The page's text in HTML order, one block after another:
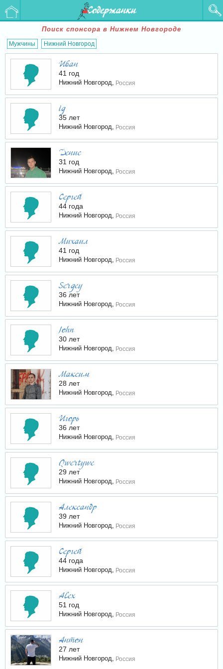
Содержанки
Поиск спонсора в Нижнем Новгороде
Мужчины Нижний Новгород
Иван
41 год
Нижний Новгород, Россия
ig
35 лет
Нижний Новгород, Россия
Денис
31 год
Нижний Новгород, Россия
Сергей
44 года
Нижний Новгород, Россия
Михаил
41 год
Нижний Новгород, Россия
Sergey
36 лет
Нижний Новгород, Россия
John
30 лет
Нижний Новгород, Россия
Максим
28 лет
Нижний Новгород, Россия
Игорь
36 лет
Нижний Новгород, Россия
Qwertywe
29 лет
Нижний Новгород, Россия
Александр
39 лет
Нижний Новгород, Россия
Сергей
44 года
Нижний Новгород, Россия
Alex
51 год
Нижний Новгород, Россия
Антон
27 лет
Нижний Новгород, Россия